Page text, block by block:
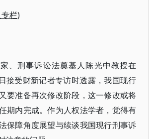
栏)
、刑事诉讼法奠基人陈光中教授在
接受财新记者专访时透露，我国现行
要准备再次修改阶段，这一修改或将
期内完成。作为人权法学者，觉得有
保障角度展望与续谈我国现行刑事诉